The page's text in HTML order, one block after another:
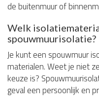
de buitenmuur of
Welk
spouwmuurisolatie?
Je kunt een spouwmuur
materialen. Weet je niet
keuze is?
geval een persoonlijk en